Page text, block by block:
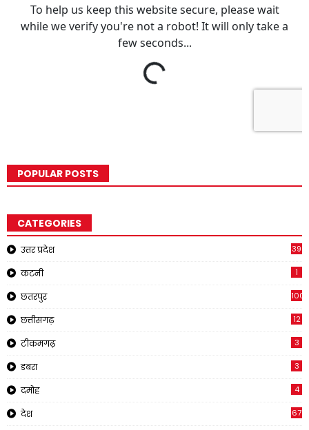
POPULAR POSTS
CATEGORIES
उत्तर प्रदेश 39
कटनी 1
छतरपुर 1001
छत्तीसगढ़ 12
टीकमगढ़ 3
डबरा 3
दमोह 4
देश 67